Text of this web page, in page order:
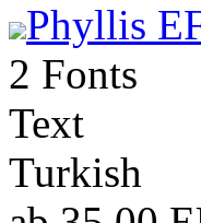
Phyllis
2 Fonts
Text
Turkish